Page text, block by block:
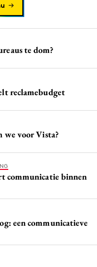
te dom?
reclamebudget
we voor Vista?
communicatie binnen
een communicatieve